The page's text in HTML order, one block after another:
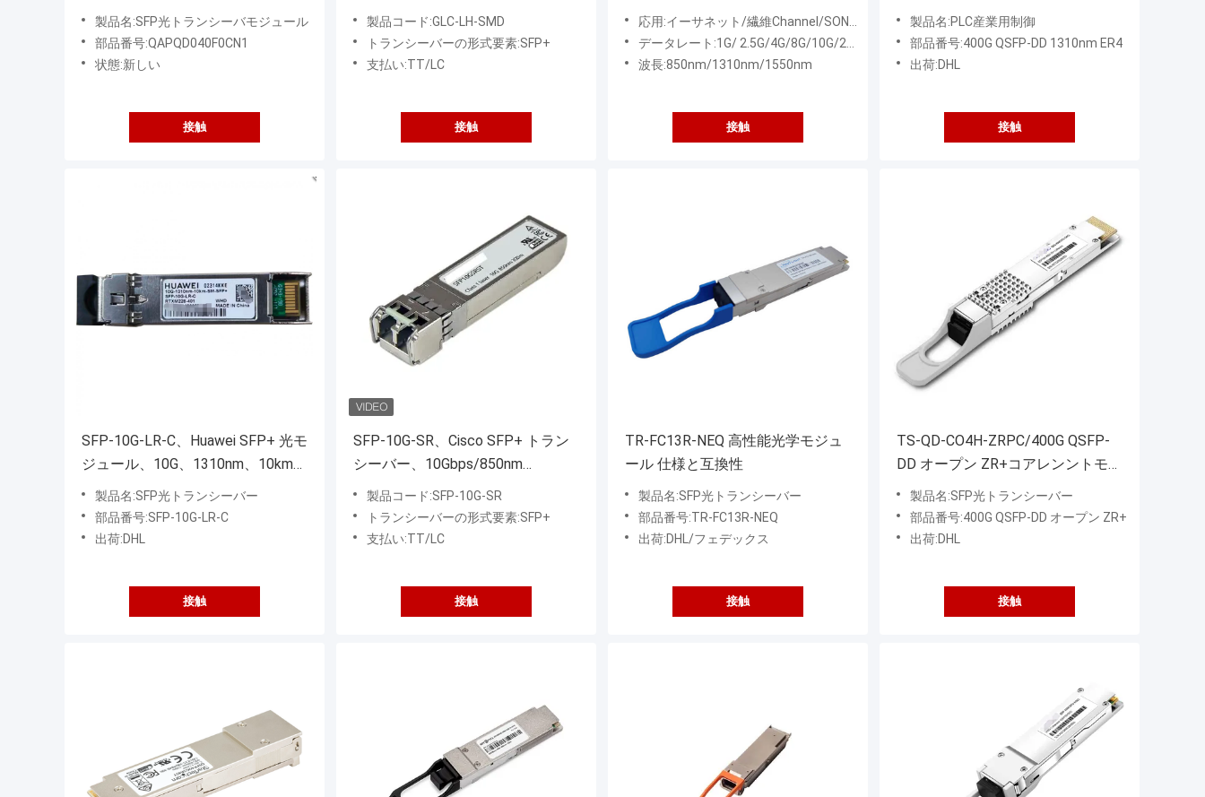
40km SMF LC
製品名:SFP光トランシーバモジュール
部品番号:QAPQD040F0CN1
状態:新しい
接触
SMF IEEE 802.3z 1000BASE LX 標
準と互換性あり
製品コード:GLC-LH-SMD
トランシーバーの形式要素:SFP+
支払い:TT/LC
接触
1550nm/70km/LC
応用:イーサネット/繊維Channel/SONET/SDH
データレート:1G/ 2.5G/4G/8G/10G/25G/40G/100G
波長:850nm/1310nm/1550nm
接触
LC SMF DDM
製品名:PLC産業用制御
部品番号:400G QSFP-DD 1310nm ER4
出荷:DHL
接触
SFP-10G-LR-C、Huawei SFP+ 光モ
ジュール、10G、1310nm、10km、
LC製品名:SFP光トランシーバー
部品番号:SFP-10G-LR-C
出荷:DHL
接触
SFP-10G-SR、Cisco SFP+ トラン
シーバー、10Gbps/850nm
MMF/300m
製品コード:SFP-10G-SR
トランシーバーの形式要素:SFP+
支払い:TT/LC
接触
TR-FC13R-NEQ 高性能光学モジュ
ール 仕様と互換性
製品名:SFP光トランシーバー
部品番号:TR-FC13R-NEQ
出荷:DHL/フェデックス
接触
TS-QD-CO4H-ZRPC/400G QSFP-
DD オープン ZR+コアレンントモジ
ュール 高速DCI地下鉄光接送機
製品名:SFP光トランシーバー
部品番号:400G QSFP-DD オープン ZR+
出荷:DHL
接触